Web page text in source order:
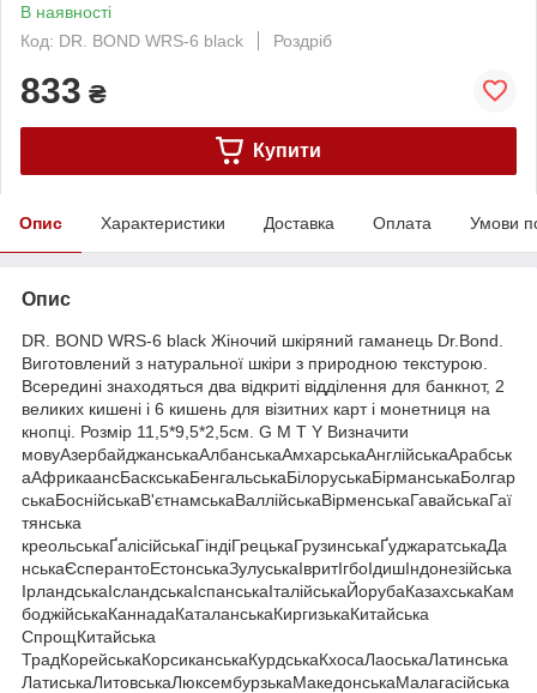
В наявності
Код: DR. BOND WRS-6 black
Роздріб
833 ₴
Купити
Опис Характеристики Доставка Оплата Умови
Опис
DR. BOND WRS-6 black Жіночий шкіряний гаманець Dr.Bond.
Виготовлений з натуральної шкіри з природною текстурою.
Всередині знаходяться два відкриті відділення для банкнот, 2
великих кишені і 6 кишень для візитних карт і монетниця на
кнопці. Розмір 11,5*9,5*2,5см. G M T Y Визначити
мовуАзербайджанськаАлбанськаАмхарськаАнглійськаАрабськ
аАфрикаансБаскськаБенгальськаБілоруськаБірманськаБолгар
ськаБоснійськаВ'єтнамськаВаллійськаВірменськаГавайськаГаї
тянська
креольськаҐалісійськаГіндіГрецькаГрузинськаҐуджаратськаДа
нськаЄсперантоЕстонськаЗулуськаІвритІгбоІдишІндонезійська
ІрландськаІсландськаІспанськаІталійськаЙорубаКазахськаКам
боджійськаКаннадаКаталанськаКиргизькаКитайська
СпрощКитайська
ТрадКорейськаКорсиканськаКурдськаКхосаЛаоськаЛатинська
ЛатиськаЛитовськаЛюксембурзькаМакедонськаМалагасійська